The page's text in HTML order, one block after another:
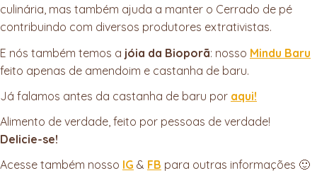
culinária, mas também ajuda a manter o Cerrado de pé
contribuindo com diversos produtores extrativistas.
E nós também temos a jóia da Bioporã: nosso Mindu Baru
feito apenas de amendoim e castanha de baru.
Já falamos antes da castanha de baru por aqui!
Alimento de verdade, feito por pessoas de verdade!
Delicie-se!
Acesse também nosso IG & FB para outras informações 🙂